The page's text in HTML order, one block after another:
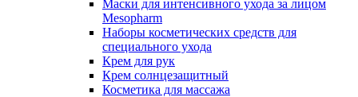
Маски для интенсивного ухода за лицом
Mesopharm
Наборы косметических средств для
специального ухода
Крем для рук
Крем солнцезащитный
Косметика для массажа